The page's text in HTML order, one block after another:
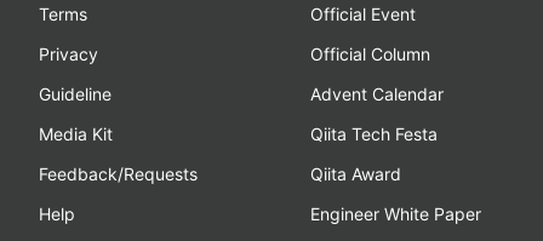
Terms
Privacy
Guideline
Media Kit
Feedback/Requests
Help
Official Event
Official Column
Advent Calendar
Qiita Tech Festa
Qiita Award
Engineer White Paper